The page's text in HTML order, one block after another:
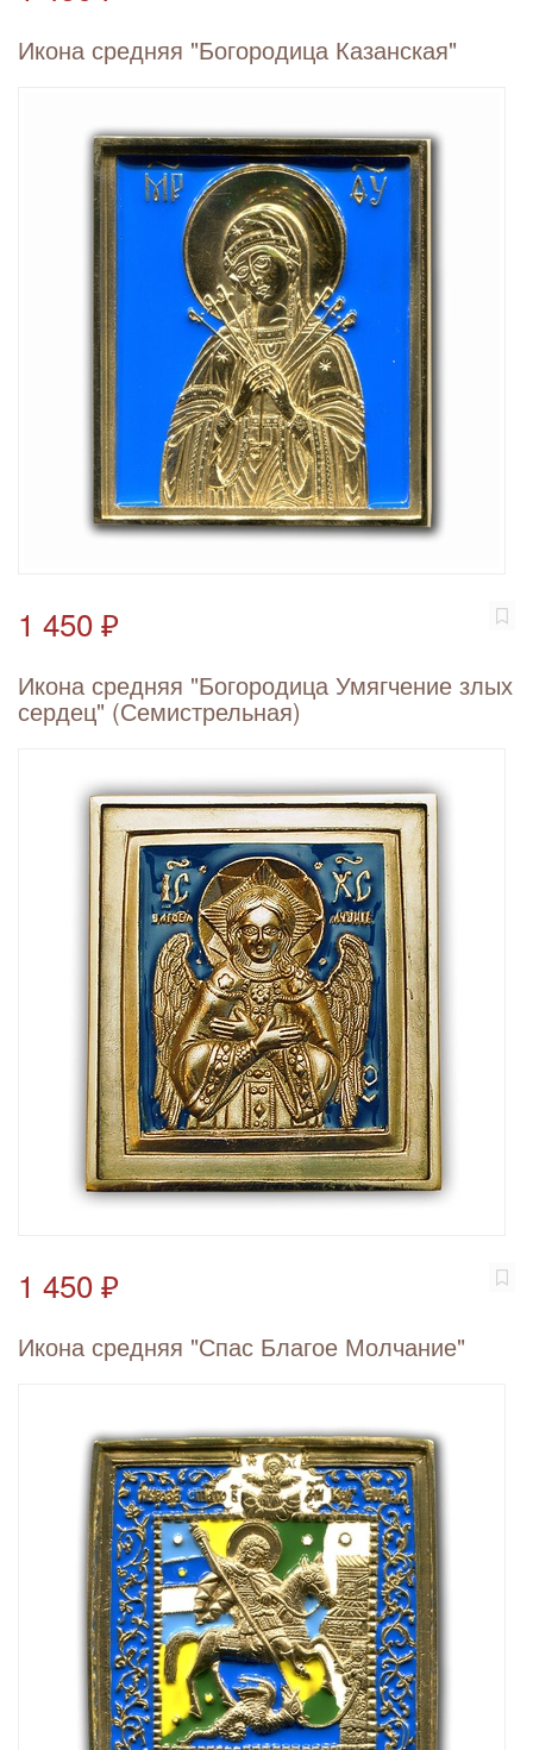
Икона средняя "Богородица Казанская"
1 450 ₽
Икона средняя "Богородица Умягчение злых
сердец" (Семистрельная)
1 450 ₽
Икона средняя "Спас Благое Молчание"